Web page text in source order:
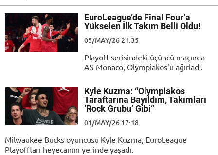
EuroLeague’de Final Four’a
Yükselen İlk Takım Belli Oldu!
05/MAY/26 21:35
Playoff serisindeki üçüncü maçında
AS Monaco, Olympiakos'u ağırladı.
Kyle Kuzma: “Olympiakos
Taraftarına Bayıldım, Takımları
‘Rock Grubu’ Gibi”
01/MAY/26 17:18
Milwaukee Bucks oyuncusu Kyle Kuzma, EuroLeague
Playoffları heyecanını yerinde yaşadı.